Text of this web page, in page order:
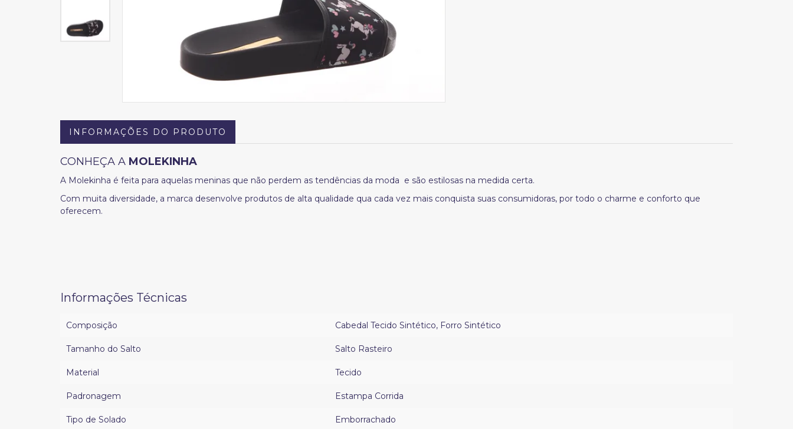
INFORMAÇÕES DO PRODUTO
CONHEÇA A MOLEKINHA
A Molekinha é feita para aquelas meninas que não perdem as tendências da moda e são estilosas na medida certa.
Com muita diversidade, a marca desenvolve produtos de alta qualidade qua cada vez mais conquista suas consumidoras, por todo o charme e conforto que
oferecem.
Informações Técnicas
Composição Cabedal Tecido Sintético, Forro Sintético
Tamanho do Salto Salto Rasteiro
Material Tecido
Padronagem Estampa Corrida
Tipo de Solado Emborrachado